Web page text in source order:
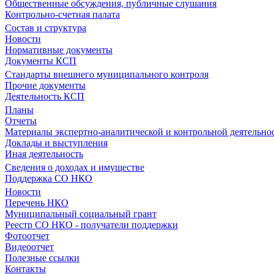
Общественные обсуждения, публичные слушания
Контрольно-счетная палата
Состав и структура
Новости
Нормативные документы
Документы КСП
Стандарты внешнего муниципального контроля
Прочие документы
Деятельность КСП
Планы
Отчеты
Материалы экспертно-аналитической и контрольной
Доклады и выступления
Иная деятельность
Сведения о доходах и имуществе
Поддержка СО НКО
Новости
Перечень НКО
Муниципальный социальный грант
Реестр СО НКО - получатели поддержки
Фотоотчет
Видеоотчет
Полезные ссылки
Контакты